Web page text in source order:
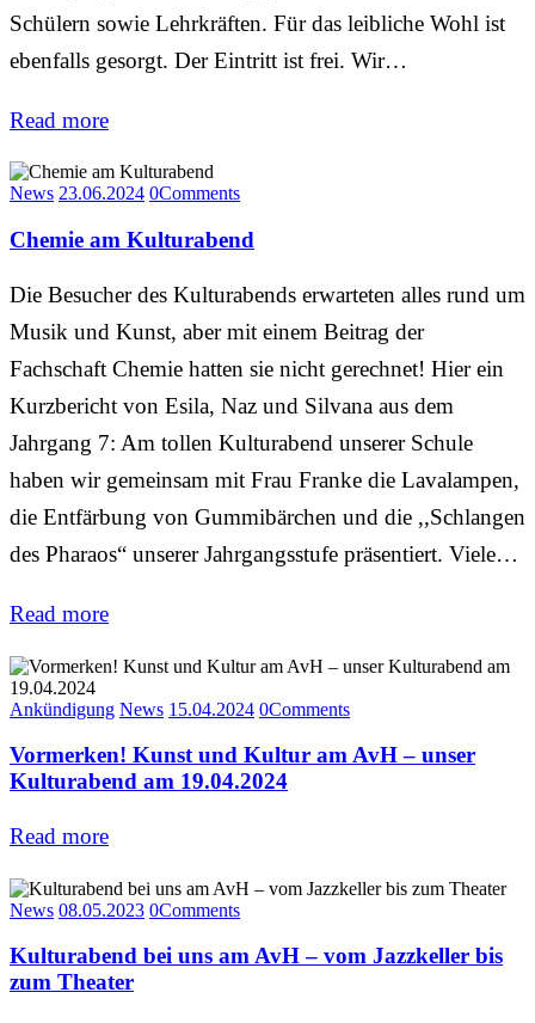
Schülern sowie Lehrkräften. Für das leibliche Wohl ist
ebenfalls gesorgt. Der Eintritt ist frei. Wir…
Read more
News 23.06.2024 0Comments
Chemie am Kulturabend
Die Besucher des Kulturabends erwarteten alles rund um
Musik und Kunst, aber mit einem Beitrag der
Fachschaft Chemie hatten sie nicht gerechnet! Hier ein
Kurzbericht von Esila, Naz und Silvana aus dem
Jahrgang 7: Am tollen Kulturabend unserer Schule
haben wir gemeinsam mit Frau Franke die Lavalampen,
die Entfärbung von Gummibärchen und die ,,Schlangen
des Pharaos“ unserer Jahrgangsstufe präsentiert. Viele…
Read more
Ankündigung News 15.04.2024 0Comments
Vormerken! Kunst und Kultur am AvH – unser
Kulturabend am 19.04.2024
Read more
News 08.05.2023 0Comments
Kulturabend bei uns am AvH – vom Jazzkeller bis
zum Theater